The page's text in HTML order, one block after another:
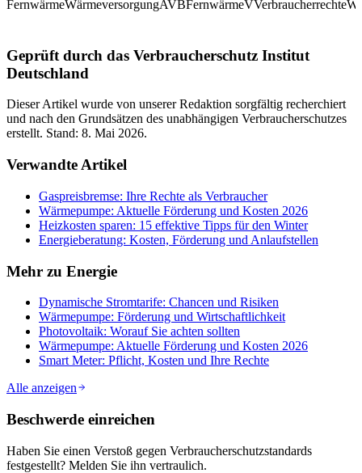
FernwärmeWärmeversorgungAVBFernwärmeVVerbraucherrechte
Geprüft durch das Verbraucherschutz Institut
Deutschland
Dieser Artikel wurde von unserer Redaktion sorgfältig recherchiert
und nach den Grundsätzen des unabhängigen Verbraucherschutzes
erstellt. Stand: 8. Mai 2026.
Verwandte Artikel
Gaspreisbremse: Ihre Rechte als Verbraucher
Wärmepumpe: Aktuelle Förderung und Kosten 2026
Heizkosten sparen: 15 effektive Tipps für den Winter
Energieberatung: Kosten, Förderung und Anlaufstellen
Mehr zu Energie
Dynamische Stromtarife: Chancen und Risiken
Wärmepumpe: Förderung und Wirtschaftlichkeit
Photovoltaik: Worauf Sie achten sollten
Wärmepumpe: Aktuelle Förderung und Kosten 2026
Smart Meter: Pflicht, Kosten und Ihre Rechte
Alle anzeigen
Beschwerde einreichen
Haben Sie einen Verstoß gegen Verbraucherschutzstandards
festgestellt? Melden Sie ihn vertraulich.